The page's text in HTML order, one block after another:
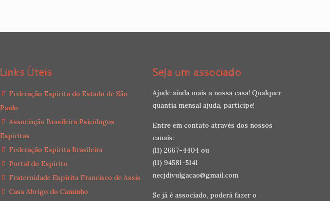
Links Úteis
Federação Espírita do Estado de São
Paulo
Associação Brasileira Psicólogos
Espíritas
Federação Espírita Brasileira
Portal do Espírito
Fraternidade Espírita Francisco de Assis
Casa Abrigo do Caminho
Seja um associado
Ajude ainda mais a nossa casa! Qualquer
quantia mensal ajuda, participe!
Entre em contato através dos nossos
canais:
(11) 2667-4404 ou
(11) 94581-5141
necjdivulgacao@gmail.com
Se já é associado, poderá fazer o